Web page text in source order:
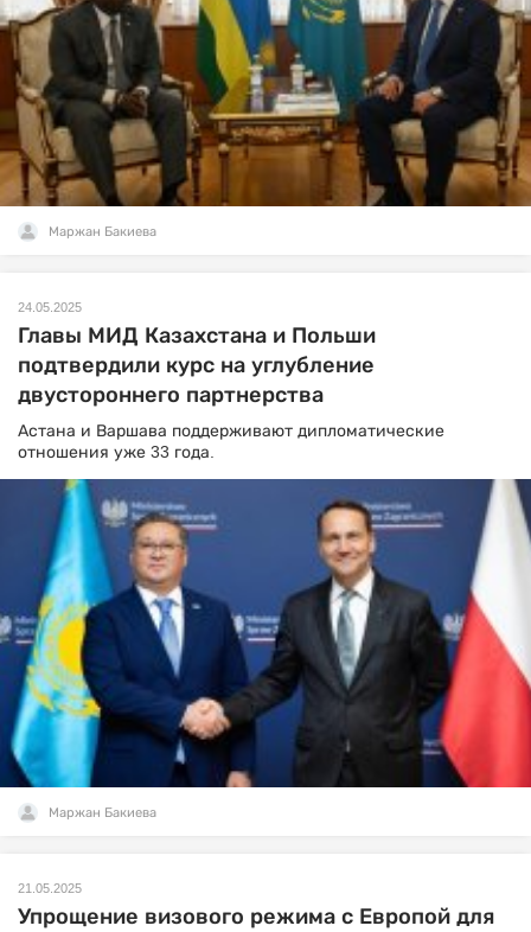
Маржан Бакиева
24.05.2025
Главы МИД Казахстана и Польши
подтвердили курс на углубление
двустороннего партнерства
Астана и Варшава поддерживают дипломатические
отношения уже 33 года.
Маржан Бакиева
21.05.2025
Упрощение визового режима с Европой для